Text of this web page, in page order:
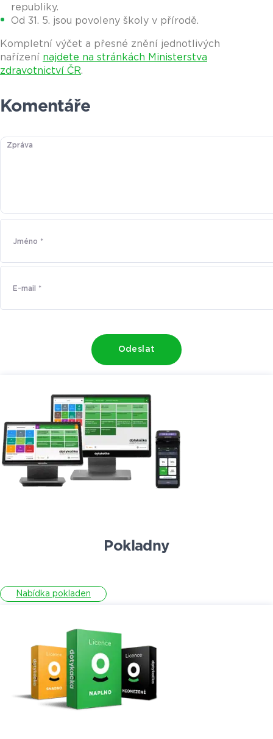
republiky.
Od 31. 5. jsou povoleny školy v přírodě.
Kompletní výčet a přesné znění jednotlivých
nařízení najdete na stránkách Ministerstva
zdravotnictví ČR.
Komentáře
Odeslat
Pokladny
Nabídka pokladen